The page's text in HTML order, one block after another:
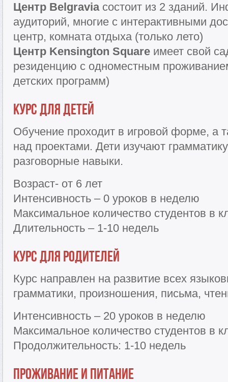
Центр Belgraviaсостоит из 2 зданий.
аудиторий, многие с интерактивными
центр, комната отдыха (только лето)
Центр Kensington Square имеет свой
резиденцию с одноместным
детских программ)
Курс для детей
Обучение проходит в игровой форме, а
над проектами. Дети изучают
разговорные навыки.
Возраст- от 6 лет
Интенсивность – 0 уроков в неделю
Максимальное количество студентов в
Длительность – 1-10 недель
Курс для родителей
Курс направлен на развитие всех
грамматики, произношения, письма,
Интенсивность – 20 уроков в неделю
Максимальное количество студентов в
Продолжительность: 1-10 недель
Проживание и питание